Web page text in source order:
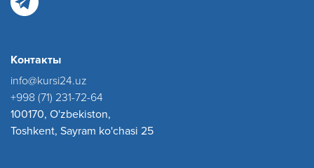
Контакты
info@kursi24.uz
+998 (71) 231-72-64
100170, O'zbekiston,
Toshkent, Sayram ko'chasi 25